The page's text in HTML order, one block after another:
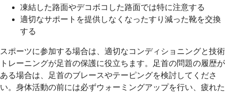
凍結した路面やデコボコした路面では特に注意する
適切なサポートを提供しなくなったすり減った靴を交換
する
スポーツに参加する場合は、適切なコンディショニングと技術
トレーニングが足首の保護に役立ちます。足首の問題の履歴が
ある場合は、足首のブレースやテーピングを検討してくださ
い。身体活動の前には必ずウォーミングアップを行い、疲れた